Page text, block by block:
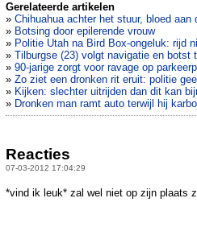
Gerelateerde artikelen
» Chihuahua achter het stuur, bloed aan
» Botsing door epilerende vrouw
» Politie Utah na Bird Box-ongeluk: rijd
» Tilburgse (23) volgt navigatie en botst
» 90-jarige zorgt voor ravage op
» Zo ziet een dronken rit eruit: politie
» Kijken: slechter uitrijden dan dit kan
» Dronken man ramt auto terwijl hij
Reacties
07-03-2012 17:04:29
*vind ik leuk* zal wel niet op zijn plaats